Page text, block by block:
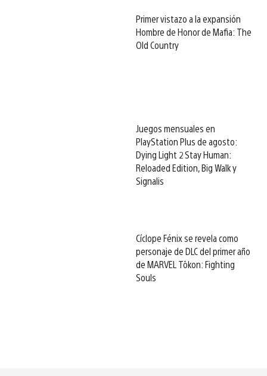
Primer vistazo a la expansión
Hombre de Honor de Mafia: The
Old Country
Juegos mensuales en
PlayStation Plus de agosto:
Dying Light 2 Stay Human:
Reloaded Edition, Big Walk y
Signalis
Cíclope Fénix se revela como
personaje de DLC del primer año
de MARVEL Tōkon: Fighting
Souls